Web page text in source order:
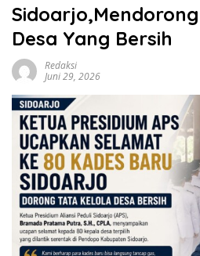
Desa Yang Bersih
Redaksi
Juni 29, 2026